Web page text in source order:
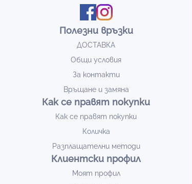
Полезни връзки
ДОСТАВКА
Общи условия
За контакти
Връщане и замяна
Как се правят покупки
Как се правят покупки
Количка
Разплащателни методи
Клиентски профил
Моят профил